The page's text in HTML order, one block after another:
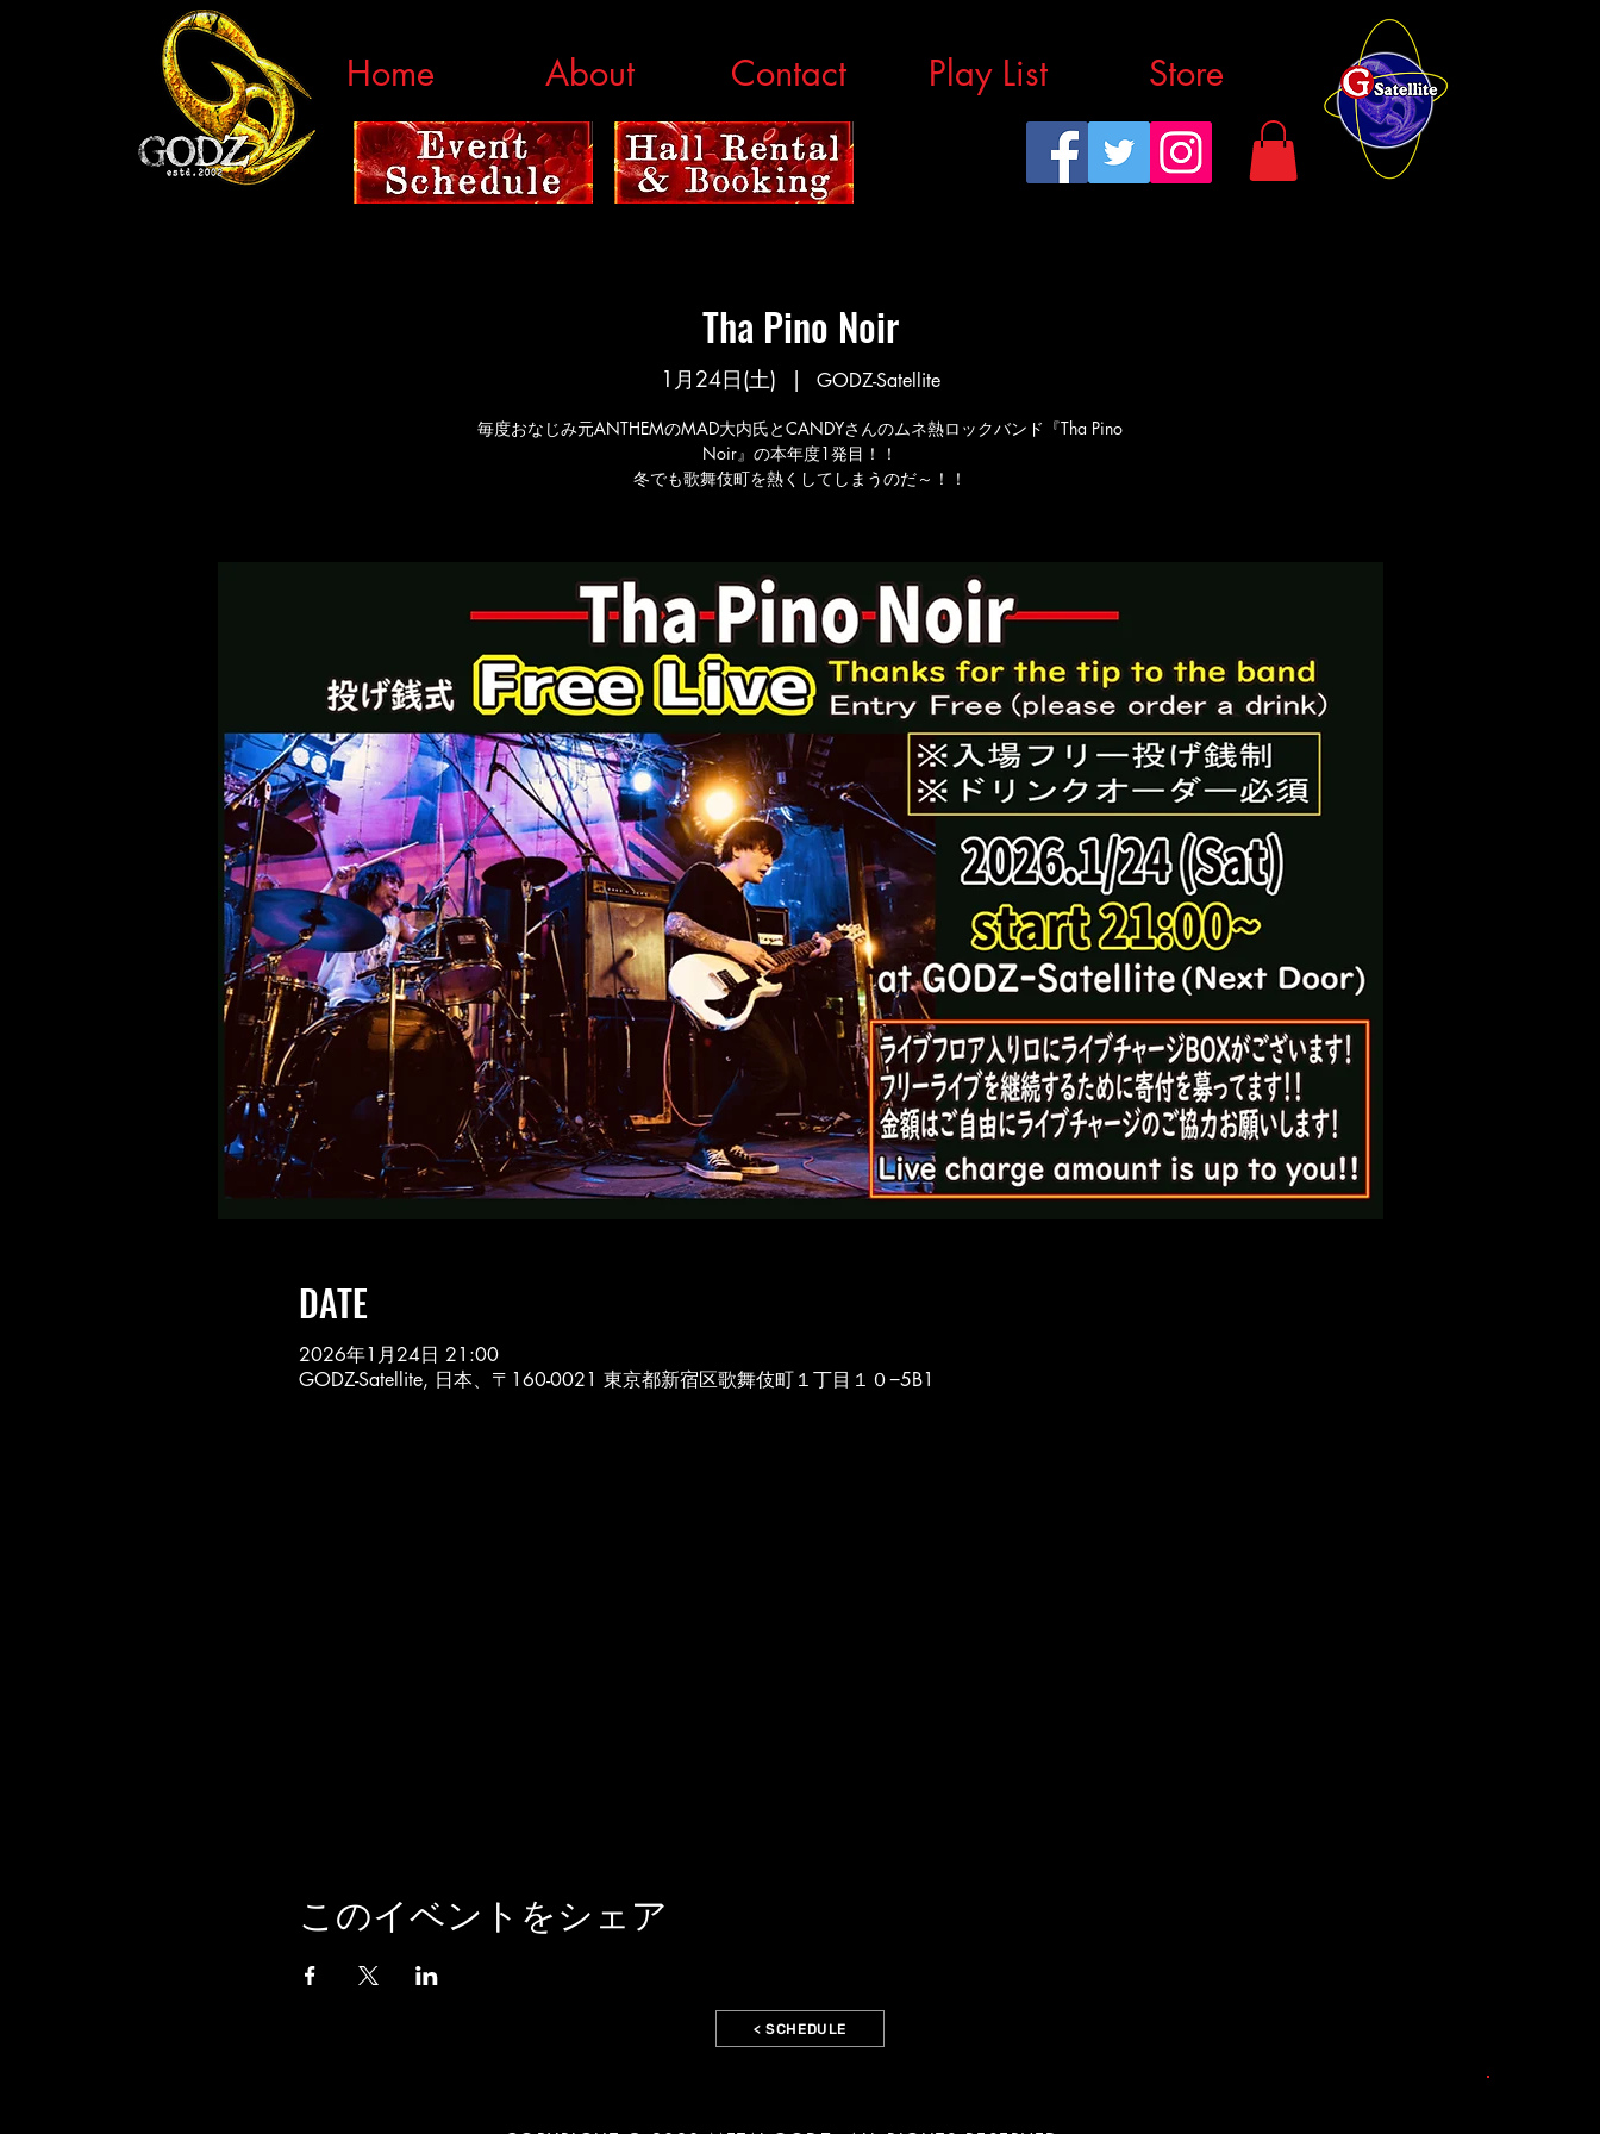
Home About Contact Play List Store
Tha Pino Noir
1月24日(土)
  |
GODZ-Satellite
毎度おなじみ元ANTHEMのMAD大内氏とCANDYさんのムネ熱ロックバンド『Tha Pino
Noir』の本年度1発目！！
冬でも歌舞伎町を熱くしてしまうのだ～！！
DATE
2026年1月24日 21:00
GODZ-Satellite, 日本、〒160-0021 東京都新宿区歌舞伎町１丁目１０−5B1
このイベントをシェア
< SCHEDULE